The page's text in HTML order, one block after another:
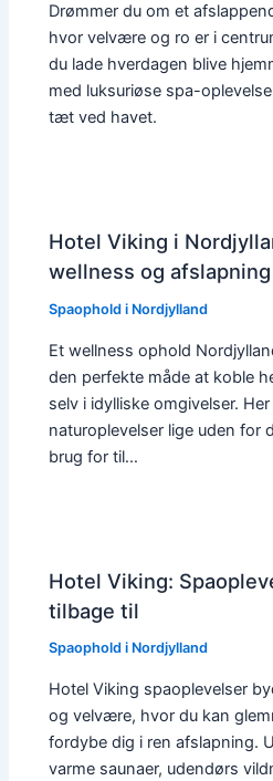
Drømmer du om et
hvor velvære og ro er i
du lade hverdagen blive
med luksuriøse spa-
tæt ved havet.
Hotel Viking i
wellness og afslapning
Spaophold i Nordjylland
Et wellness ophold
den perfekte måde at koble
selv i idylliske omgivelser.
naturoplevelser lige uden for
brug for til…
Hotel Viking:
tilbage til
Spaophold i Nordjylland
Hotel Viking spaoplevelser
og velvære, hvor du kan
fordybe dig i ren afslapning.
varme saunaer, udendørs